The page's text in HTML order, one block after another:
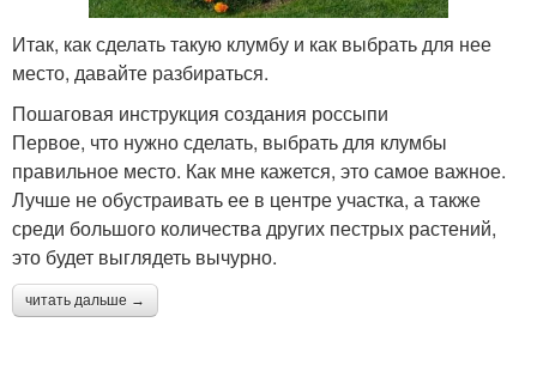
Итак, как сделать такую клумбу и как выбрать для нее
место, давайте разбираться.
Пошаговая инструкция создания россыпи
Первое, что нужно сделать, выбрать для клумбы
правильное место. Как мне кажется, это самое важное.
Лучше не обустраивать ее в центре участка, а также
среди большого количества других пестрых растений,
это будет выглядеть вычурно.
читать дальше →